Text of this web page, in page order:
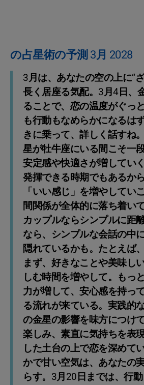
の占星術の予測 3月 2028
3月は、あなたの空の上に“
長く居座る気配。3月4日、
ることで、恋の温度がぐっ
も行動もなめらかになるは
きに乗って、詳しく話すね
星が牡牛座にいる間こそ一
安定感や快適さが増してい
発揮できる時期でもあるか
「いい感じ」を増やしてい
間関係が全体的に落ち着い
カップルならシンプルに距
なら、シンプルな会話の中
隠れているかも。たとえば
まず、好きなことや美味し
しむ時間を増やして。もっ
力が増して、安心感を持っ
る流れが来ている。実践的
の金星の影響を味方につけ
楽しみ、素直に気持ちを表
した土台の上で恋を深めて
かで甘い空気は、あなたの
らす。3月20日までは、行